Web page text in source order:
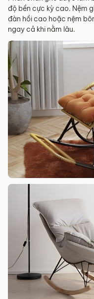
độ bền cực kỳ cao. Nệm
đàn hồi cao hoặc nệm
ngay cả khi nằm lâu.